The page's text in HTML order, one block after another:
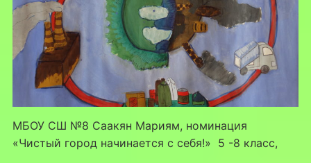
МБОУ СШ №8 Саакян Мариям, номинация
«Чистый город начинается с себя!» 5 -8 класс,